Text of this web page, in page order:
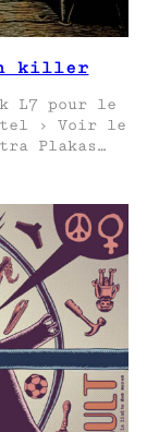
killer
L7 pour le
› Voir le
Plakas…